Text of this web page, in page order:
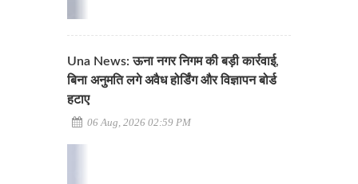
Una News: ऊना नगर निगम की बड़ी कार्रवाई,
बिना अनुमति लगे अवैध होर्डिंग और विज्ञापन बोर्ड
हटाए
06 Aug, 2026 02:59 PM